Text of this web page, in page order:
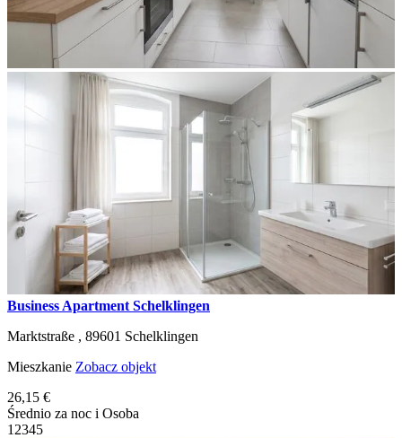
Business Apartment Schelklingen
Marktstraße , 89601 Schelklingen
Mieszkanie Zobacz objekt
26,15 €
Średnio za noc i Osoba
1 2345